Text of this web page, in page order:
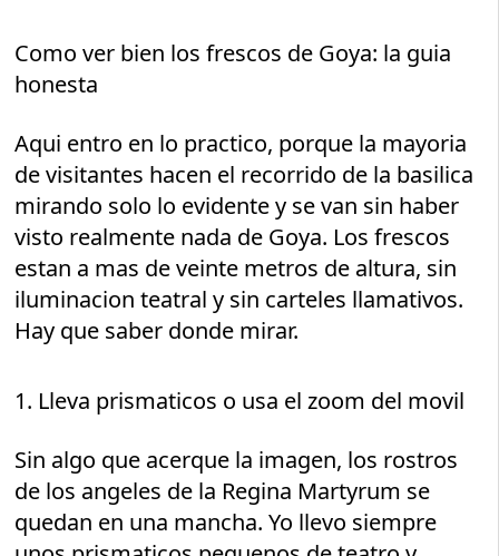
Como ver bien los frescos de Goya: la guia
honesta
Aqui entro en lo practico, porque la mayoria
de visitantes hacen el recorrido de la basilica
mirando solo lo evidente y se van sin haber
visto realmente nada de Goya. Los frescos
estan a mas de veinte metros de altura, sin
iluminacion teatral y sin carteles llamativos.
Hay que saber donde mirar.
1. Lleva prismaticos o usa el zoom del movil
Sin algo que acerque la imagen, los rostros
de los angeles de la Regina Martyrum se
quedan en una mancha. Yo llevo siempre